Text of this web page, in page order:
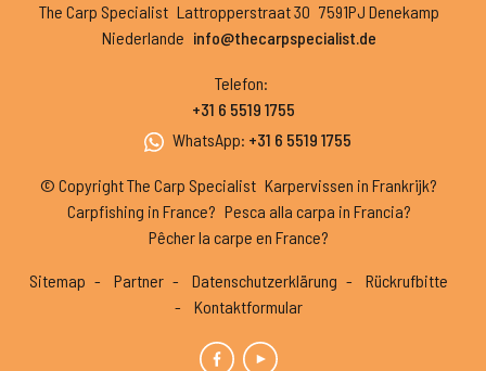
The Carp Specialist Lattropperstraat 30 7591PJ Denekamp
Niederlande info@thecarpspecialist.de
Telefon:
+31 6 5519 1755
WhatsApp: +31 6 5519 1755
© Copyright The Carp Specialist Karpervissen in Frankrijk?
Carpfishing in France? Pesca alla carpa in Francia?
Pêcher la carpe en France?
Sitemap Partner Datenschutzerklärung
Rückrufbitte
Kontaktformular